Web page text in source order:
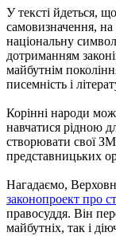
У тексті йдеться,
самовизначення,
національну
дотриманням
майбутнім
писемність і
Корінні народи
навчатися рідною
створювати свої
представницьких
Нагадаємо,
законопроект про
правосуддя. Він
майбутніх, так і